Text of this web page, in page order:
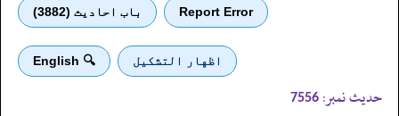
Report Error باب احادیث (3882)
اظهار التشكيل 🔍 English
حدیث نمبر: 7556